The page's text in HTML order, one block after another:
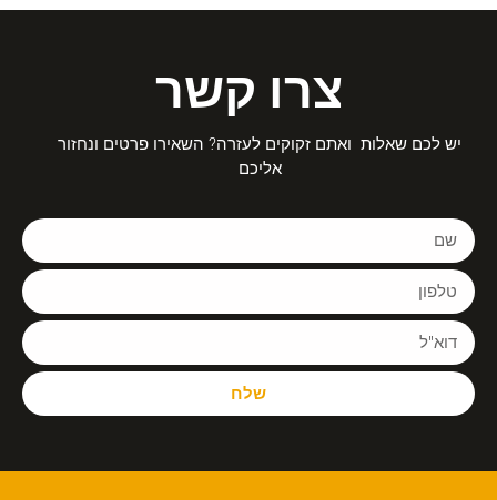
צרו קשר
יש לכם שאלות ואתם זקוקים לעזרה? השאירו פרטים ונחזור
אליכם
שלח